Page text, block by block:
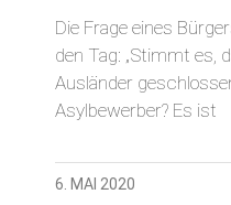
Die Frage eines
den Tag: „Stimmt es,
Ausländer
Asylbewerber? Es ist
6. MAI 2020